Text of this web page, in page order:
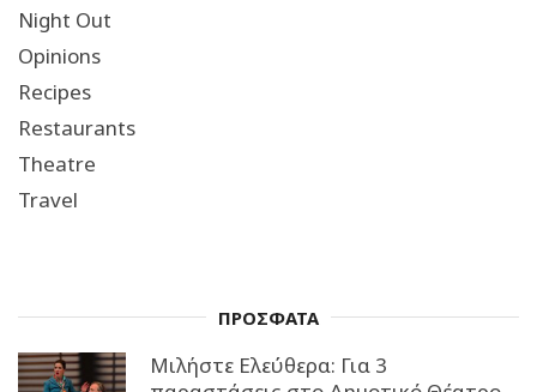
Night Out
Opinions
Recipes
Restaurants
Theatre
Travel
ΠΡΟΣΦΑΤΑ
Μιλήστε Ελεύθερα: Για 3